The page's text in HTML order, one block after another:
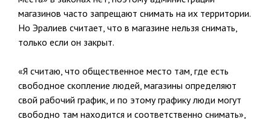
магазинов часто запрещают снимать на их территории.
Но Эралиев считает, что в магазине нельзя снимать,
только если он закрыт.
«Я считаю, что общественное место там, где есть
свободное скопление людей, магазины определяют
свой рабочий график, и по этому графику люди могут
свободно там находится и соответственно снимать»,